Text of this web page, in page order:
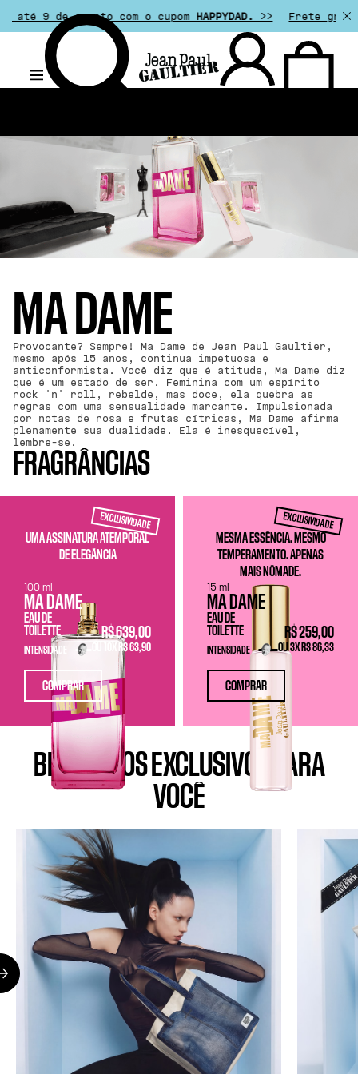
agosto com o cupomHAPPYDAD.>> Frete grátis em
MA DAME
Provocante? Sempre! Ma Dame de Jean Paul Gaultier,
mesmo após 15 anos, continua impetuosa e
anticonformista. Você diz que é atitude, Ma Dame diz
que é um estado de ser. Feminina com um espírito
rock 'n' roll, rebelde, mas doce, ela quebra as
regras com uma sensualidade marcante. Impulsionada
por notas de rosa e frutas cítricas, Ma Dame afirma
plenamente sua dualidade. Ela é inesquecível,
lembre-se.
FRAGRÂNCIAS
EXCLUSIVIDADE
UMA ASSINATURA ATEMPORAL
DE ELEGÂNCIA
MA DAME
EAU DE
TOILETTE
R$ 639,00
OU 10X R$ 63,90
INTENSIDADE
100 ml
COMPRAR
EXCLUSIVIDADE
MESMA ESSÊNCIA. MESMO
TEMPERAMENTO. APENAS
MAIS NÔMADE.
MA DAME
EAU DE
TOILETTE
R$ 259,00
OU 3X R$ 86,33
INTENSIDADE
15 ml
COMPRAR
BENEFÍCIOS EXCLUSIVOS PARA
VOCÊ